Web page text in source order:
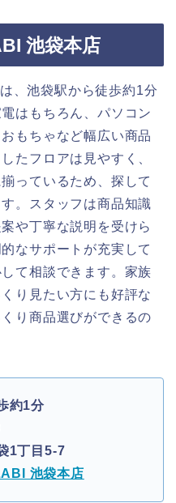
池袋本店
、池袋駅から徒歩約1分
はもちろん、パソコン
もちゃなど幅広い商品
たフロアは見やすく、
っているため、探して
。スタッフは商品知識
や丁寧な説明を受けら
なサポートが充実して
て相談できます。家族
り見たい方にも好評な
り商品選びができるの
約1分
1丁目5-7
池袋本店